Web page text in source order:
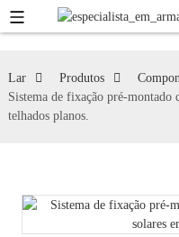
Lar Produtos
Sistema de fixação pré-montado
telhados planos.